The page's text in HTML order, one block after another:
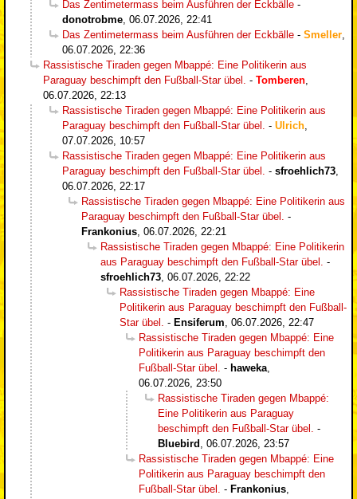
Das Zentimetermass beim Ausführen der Eckbälle -
donotrobme 06.07.2026, 22:41
Das Zentimetermass beim Ausführen der Eckbälle - Smeller
06.07.2026, 22:36
Rassistische Tiraden gegen Mbappé: Eine Politikerin aus
Paraguay beschimpft den Fußball-Star übel.
- Tomberen
06.07.2026, 22:13
Rassistische Tiraden gegen Mbappé: Eine Politikerin aus
Paraguay beschimpft den Fußball-Star übel.
- Ulrich
07.07.2026, 10:57
Rassistische Tiraden gegen Mbappé: Eine Politikerin aus
Paraguay beschimpft den Fußball-Star übel.
- sfroehlich73
06.07.2026, 22:17
Rassistische Tiraden gegen Mbappé: Eine Politikerin aus
Paraguay beschimpft den Fußball-Star übel.
-
Frankonius 06.07.2026, 22:21
Rassistische Tiraden gegen Mbappé: Eine Politikerin
aus Paraguay beschimpft den Fußball-Star übel.
-
sfroehlich73 06.07.2026, 22:22
Rassistische Tiraden gegen Mbappé: Eine
Politikerin aus Paraguay beschimpft den Fußball-
Star übel.
- Ensiferum 06.07.2026, 22:47
Rassistische Tiraden gegen Mbappé: Eine
Politikerin aus Paraguay beschimpft den
Fußball-Star übel.
- haweka
06.07.2026, 23:50
Rassistische Tiraden gegen Mbappé:
Eine Politikerin aus Paraguay
beschimpft den Fußball-Star übel.
-
Bluebird
06.07.2026, 23:57
Rassistische Tiraden gegen Mbappé: Eine
Politikerin aus Paraguay beschimpft den
Fußball-Star übel.
- Frankonius